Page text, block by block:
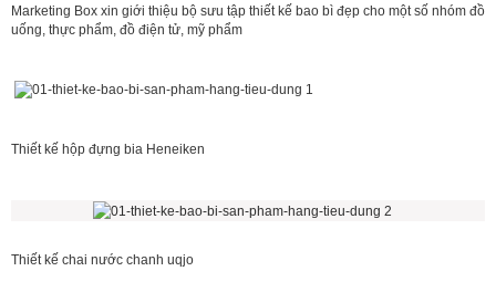
Marketing Box xin giới thiệu bộ sưu tập thiết kế bao bì đẹp cho một số nhóm đồ
uống, thực phẩm, đồ điện tử, mỹ phẩm
Thiết kế hộp đựng bia Heneiken
Thiết kế chai nước chanh uqjo